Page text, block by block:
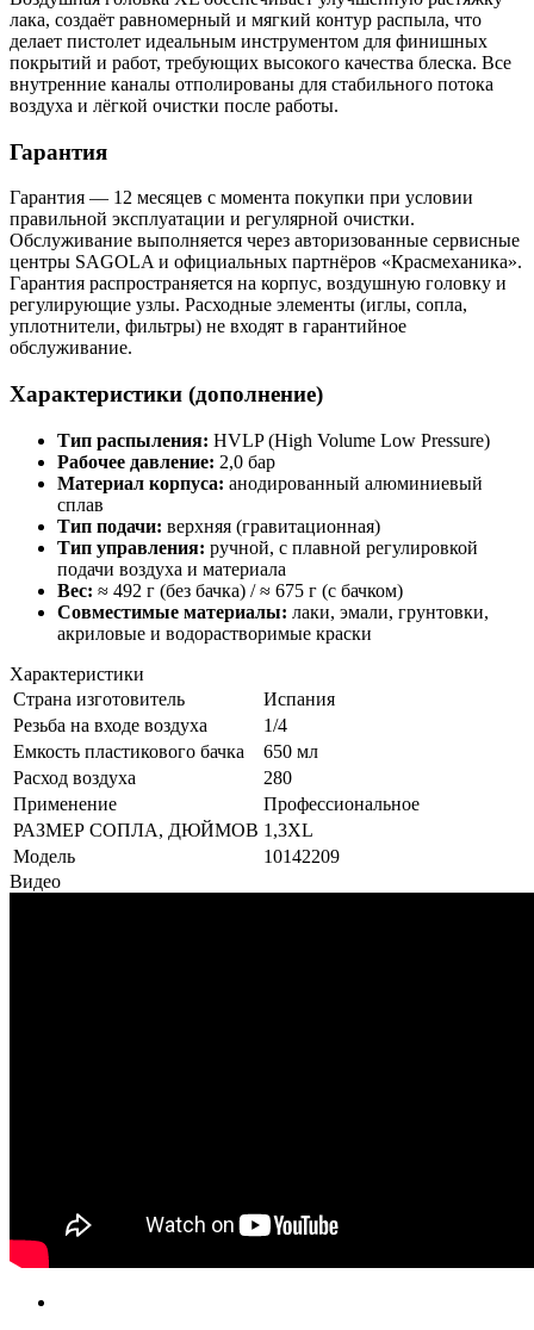
лака, создаёт равномерный и мягкий контур распыла, что
делает пистолет идеальным инструментом для финишных
покрытий и работ, требующих высокого качества блеска. Все
внутренние каналы отполированы для стабильного потока
воздуха и лёгкой очистки после работы.
Гарантия
Гарантия — 12 месяцев с момента покупки при условии
правильной эксплуатации и регулярной очистки.
Обслуживание выполняется через авторизованные сервисные
центры SAGOLA и официальных партнёров «Красмеханика».
Гарантия распространяется на корпус, воздушную головку и
регулирующие узлы. Расходные элементы (иглы, сопла,
уплотнители, фильтры) не входят в гарантийное
обслуживание.
Характеристики (дополнение)
Тип распыления: HVLP (High Volume Low Pressure)
Рабочее давление: 2,0 бар
Материал корпуса: анодированный алюминиевый
сплав
Тип подачи: верхняя (гравитационная)
Тип управления: ручной, с плавной регулировкой
подачи воздуха и материала
Вес: ≈ 492 г (без бачка) / ≈ 675 г (с бачком)
Совместимые материалы: лаки, эмали, грунтовки,
акриловые и водорастворимые краски
Характеристики
Страна изготовитель
Испания
Резьба на входе воздуха
1/4
Емкость пластикового бачка
650 мл
Расход воздуха
280
Применение
Профессиональное
РАЗМЕР СОПЛА, ДЮЙМОВ 1,3XL
Модель
10142209
Видео